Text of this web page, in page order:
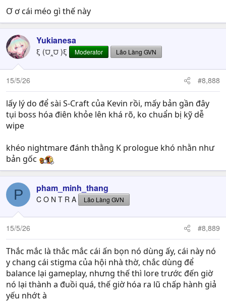
Boost, the battle difficulty increases dramatically!
—About Rage Boost
Some powerful enemies and bosses can enter a Rage
halved delay, and can even steal AT Bonuses. Since
various other stats are also buffed, the tide of battle can
be turned against you in an instant…!
Ơ ơ cái méo gì thế này
Yukianesa
ξ (⩌‸⩌ )ξ Moderator Lão Làng GVN
15/5/26 #8,888
lấy lý do để sài S-Craft của Kevin rồi, mấy bản gần đây
tụi boss hóa điên khỏe lên khá rõ, ko chuẩn bị kỹ dễ
wipe
khéo nightmare đánh thằng K prologue khó nhằn như
bản gốc
P pham_minh_thang
C O N T R A Lão Làng GVN
15/5/26 #8,889
Thắc mắc là thắc mắc cái ấn bọn nó dùng ấy, cái này nó
y chang cái stigma của hội nhà thờ, chắc dùng để
balance lại gameplay, nhưng thế thì lore trước đến giờ
nó lại thành a đuồi quá, thế giờ hóa ra lũ chấp hành giả
yếu nhớt à